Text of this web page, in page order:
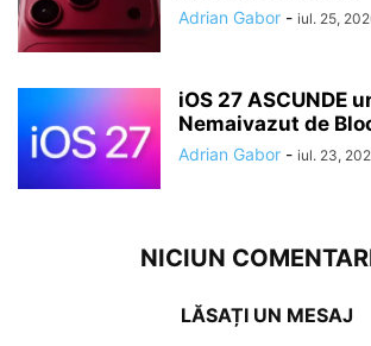
Adrian Gabor - iul. 25,
iOS 27 ASCUNDE
Nemaivazut de
Adrian Gabor - iul. 23,
NICIUN
LĂSAȚI UN MESAJ